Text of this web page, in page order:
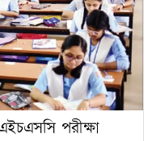
পরীক্ষা